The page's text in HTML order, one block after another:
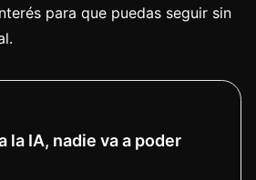
para que puedas seguir sin
la IA, nadie va a poder